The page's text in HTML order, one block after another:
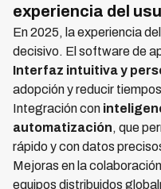
experiencia del
En 2025, la experiencia
decisivo. El software de
Interfaz intuitiva y
adopción y reducir
Integración con
automatización, que
rápido y con datos
Mejoras en la
equipos distribuidos